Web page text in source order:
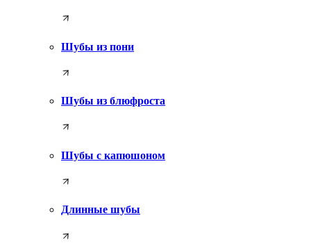
Шубы из пони
Шубы из блюфроста
Шубы с капюшоном
Длинные шубы